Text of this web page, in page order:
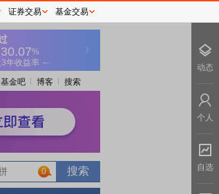
基金吧 博客 搜索
0
证券交易 基金交易
动态
个人
自选